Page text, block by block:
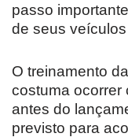
passo
de seus
O treinamento
costuma ocorrer
antes do
previsto para